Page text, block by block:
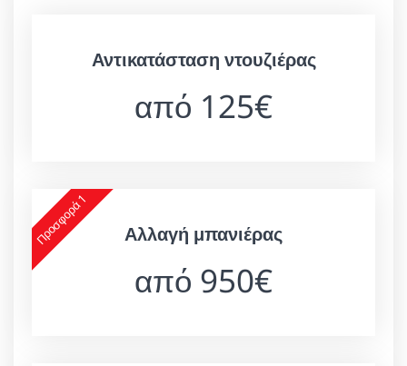
Αντικατάσταση ντουζιέρας
από 125€
Προσφορά 1 Αλλαγή μπανιέρας
από 950€